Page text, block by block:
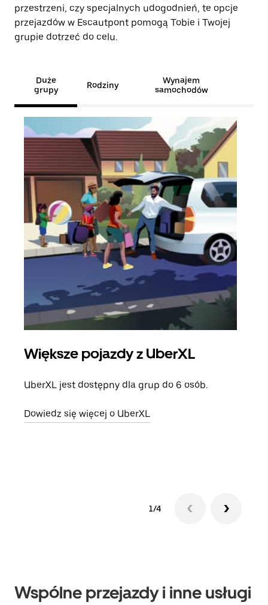
przestrzeni, czy specjalnych udogodnień, te opcje
przejazdów w Escautpont pomogą Tobie i Twojej
grupie dotrzeć do celu.
Duże
grupy
Rodziny
Wynajem
samochodów
Większe pojazdy z UberXL
UberXL jest dostępny dla grup do 6 osób.
Dowiedz się więcej o UberXL
1/4
Wspólne przejazdy i inne usługi